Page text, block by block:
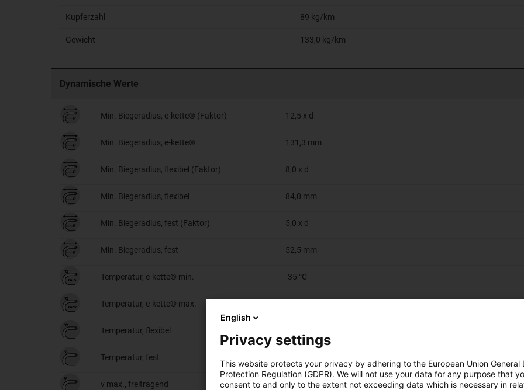
Kupferzahl 89 kg/km
Gewicht 133,0 kg/km
Dynamische Werte
Min. Biegeradius, e-kette® (Faktor) 12,5 x d
Min. Biegeradius, e-kette® 131,3 mm
Min. Biegeradius, flexibel (Faktor) 8,0 x d
Min. Biegeradius, flexibel 84,0 mm
Min. Biegeradius, fest (Faktor) 5,0 x d
Min. Biegeradius, fest 52,5 mm
Temperatur, e-kette® min. -35 °C
Temperatur, e-kette® max.
Temperatur, flexibel
Temperatur, fest
v max., freitragend 10 m/s
English
Privacy settings
This website protects your privacy by adhering to the European Union General
Protection Regulation (GDPR). We will not use your data for any purpose that
consent to and only to the extent not exceeding data which is necessary in